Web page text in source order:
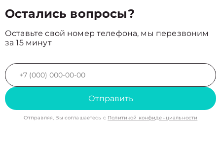
Остались вопросы?
Оставьте свой номер телефона, мы перезвоним
за 15 минут
Отправить
Отправляя, Вы соглашаетесь с Политикой конфиденциальности